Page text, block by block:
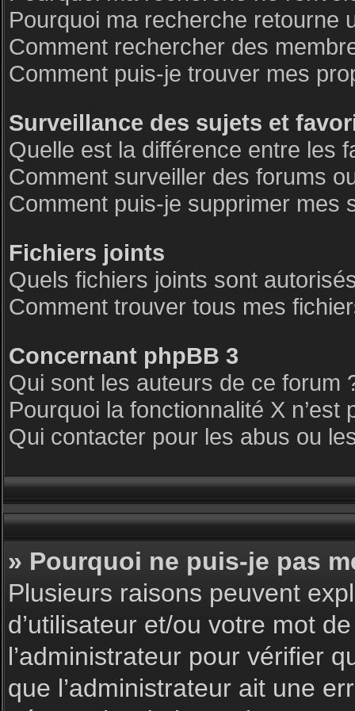
Pourquoi ma recherche retourne
Comment rechercher des
Comment puis-je trouver mes
Surveillance des sujets et
Quelle est la différence entre les
Comment surveiller des forums
Comment puis-je supprimer mes
Fichiers joints
Quels fichiers joints sont
Comment trouver tous mes
Concernant phpBB 3
Qui sont les auteurs de ce forum
Pourquoi la fonctionnalité X n’est
Qui contacter pour les abus ou
» Pourquoi ne puis-je pas
Plusieurs raisons peuvent
d’utilisateur et/ou votre mot
l’administrateur pour vérifier
que l’administrateur ait une